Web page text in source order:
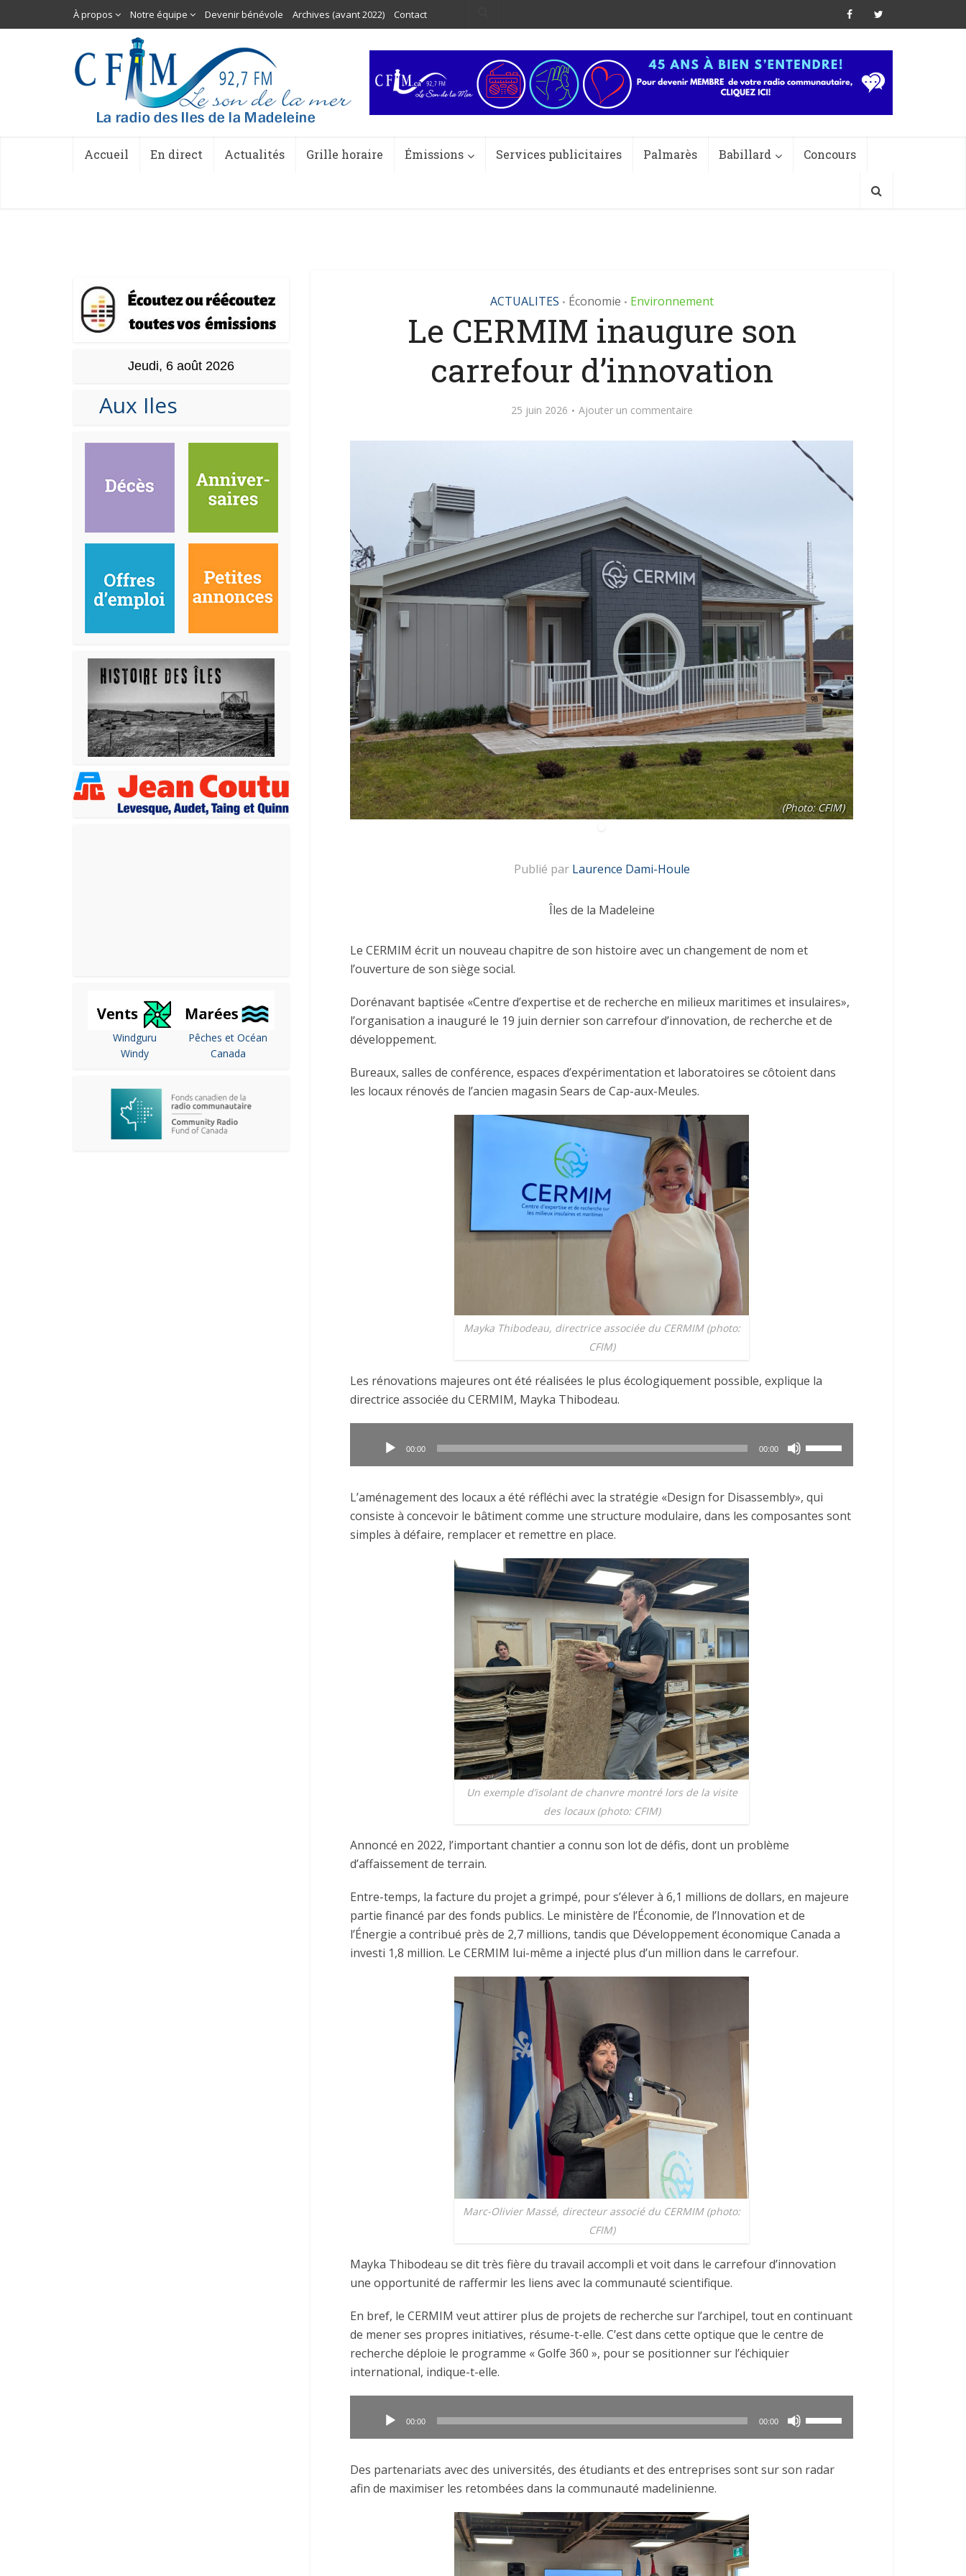
À propos Notre équipe Devenir bénévole Archives (avant 2022) Contact
Accueil En direct Actualités Grille horaire Émissions Services publicitaires Palmarès Babillard Concours
Jeudi, 6 août 2026
Aux Iles
Windguru
Windy
Pêches et Océan
Canada
ACTUALITES • Économie • Environnement
Le CERMIM inaugure son
carrefour d’innovation
25 juin 2026 Ajouter un commentaire
(Photo: CFIM)
Publié par Laurence Dami-Houle
Îles de la Madeleine
Le CERMIM écrit un nouveau chapitre de son histoire avec un changement de nom et
l’ouverture de son siège social.
Dorénavant baptisée «Centre d’expertise et de recherche en milieux maritimes et insulaires»,
l’organisation a inauguré le 19 juin dernier son carrefour d’innovation, de recherche et de
développement.
Bureaux, salles de conférence, espaces d’expérimentation et laboratoires se côtoient dans
les locaux rénovés de l’ancien magasin Sears de Cap-aux-Meules.
Mayka Thibodeau, directrice associée du CERMIM (photo:
CFIM)
Les rénovations majeures ont été réalisées le plus écologiquement possible, explique la
directrice associée du CERMIM, Mayka Thibodeau.
00:00 00:00
haut/bas
pour
L’aménagement des locaux a été réfléchi avec la stratégie «Design for Disassembly», qui
consiste à concevoir le bâtiment comme une structure modulaire, dans les composantes sont
simples à défaire, remplacer et remettre en place.
Un exemple d’isolant de chanvre montré lors de la visite
des locaux (photo: CFIM)
Annoncé en 2022, l’important chantier a connu son lot de défis, dont un problème
d’affaissement de terrain.
Entre-temps, la facture du projet a grimpé, pour s’élever à 6,1 millions de dollars, en majeure
partie financé par des fonds publics. Le ministère de l’Économie, de l’Innovation et de
l’Énergie a contribué près de 2,7 millions, tandis que Développement économique Canada a
investi 1,8 million. Le CERMIM lui-même a injecté plus d’un million dans le carrefour.
Marc-Olivier Massé, directeur associé du CERMIM (photo:
CFIM)
Mayka Thibodeau se dit très fière du travail accompli et voit dans le carrefour d’innovation
une opportunité de raffermir les liens avec la communauté scientifique.
En bref, le CERMIM veut attirer plus de projets de recherche sur l’archipel, tout en continuant
de mener ses propres initiatives, résume-t-elle. C’est dans cette optique que le centre de
recherche déploie le programme « Golfe 360 », pour se positionner sur l’échiquier
international, indique-t-elle.
00:00 00:00
haut/bas
Des partenariats avec des universités, des étudiants et des entreprises sont sur son radar
afin de maximiser les retombées dans la communauté madelinienne.